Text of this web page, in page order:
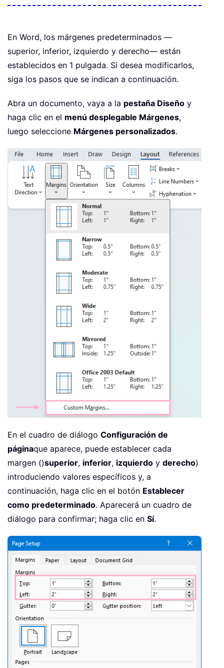
En Word, los márgenes predeterminados —
superior, inferior, izquierdo y derecho— están
establecidos en 1 pulgada. Si desea modificarlos,
siga los pasos que se indican a continuación.
Abra un documento, vaya a la pestaña Diseño y
haga clic en el menú desplegable Márgenes,
luego seleccione Márgenes personalizados.
En el cuadro de diálogo Configuración de
páginaque aparece, puede establecer cada
margen ()superior, inferior, izquierdo y derecho)
introduciendo valores específicos y, a
continuación, haga clic en el botón Establecer
como predeterminado. Aparecerá un cuadro de
diálogo para confirmar; haga clic en Sí.